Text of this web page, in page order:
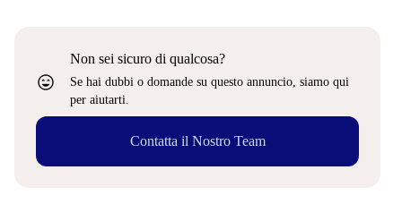
sentiment_very_satisfied
Non sei sicuro di qualcosa?
Se hai dubbi o domande su questo annuncio, siamo qui
per aiutarti.
Contatta il Nostro Team